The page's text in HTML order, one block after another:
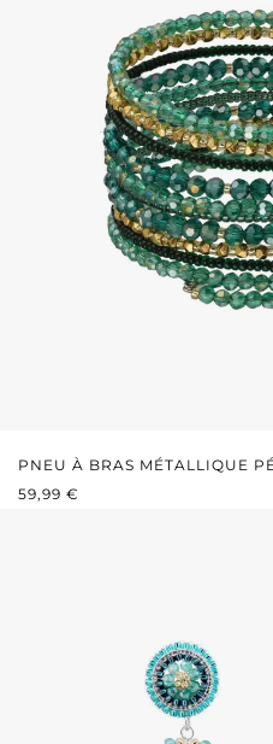
PNEU À BRAS MÉTALLIQUE
PRIX RÉGULIER :
59,99 €